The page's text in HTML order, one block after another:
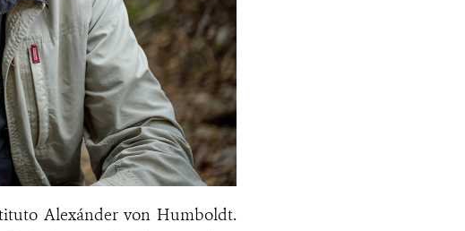
Alexánder von Humboldt.